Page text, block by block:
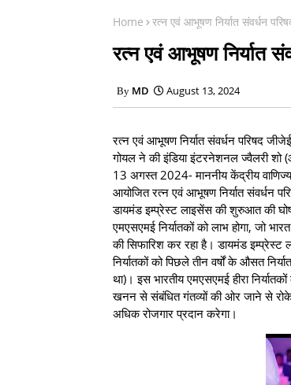
Home रत्न एवं आभूषण निर्यात संवर्धन
रत्न एवं आभूषण निर्यात
MD August 13, 2024
रत्न एवं आभूषण निर्यात संवर्धन परिषद
गोयल ने की इंडिया इंटरनेशनल ज्वैलरी शो
13 अगस्त 2024- माननीय केंद्रीय वाणिज्य
आयोजित रत्न एवं आभूषण निर्यात संवर्धन
डायमंड इम्प्रेस्ट लाइसेंस की शुरुआत की
एमएसएमई निर्यातकों को लाभ होगा, जो
की सिफारिश कर रहा है। डायमंड इम्प्रेस्ट
निर्यातकों को पिछले तीन वर्षों के औसत
था)। इस भारतीय एमएसएमई हीरा
खनन से संबंधित गंतव्यों की ओर जाने से
अधिक रोजगार प्रदान करेगा।